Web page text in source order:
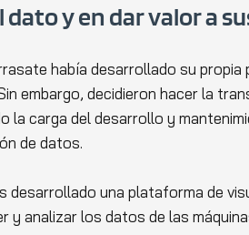
y en dar valor a
había desarrollado su
embargo, decidieron hacer la
la carga del desarrollo y
de datos.
desarrollado una plataforma de
y analizar los datos de las